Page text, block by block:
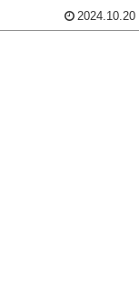
2024.10.20